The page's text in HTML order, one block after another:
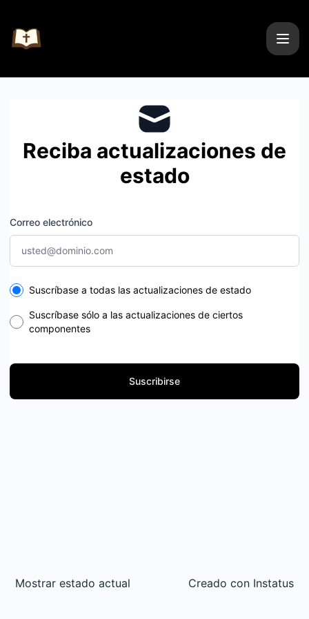
Reciba actualizaciones de
estado
Correo electrónico
Select the components you want to receive updates for
Suscríbase a todas las actualizaciones de estado
Suscríbase sólo a las actualizaciones de ciertos
componentes
Suscribirse
Mostrar estado actual Creado con Instatus